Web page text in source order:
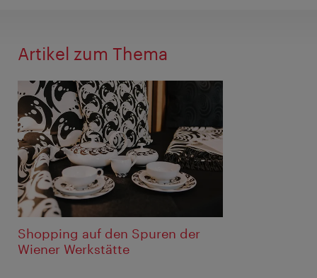
Artikel zum Thema
Shopping auf den Spuren der
Wiener Werkstätte